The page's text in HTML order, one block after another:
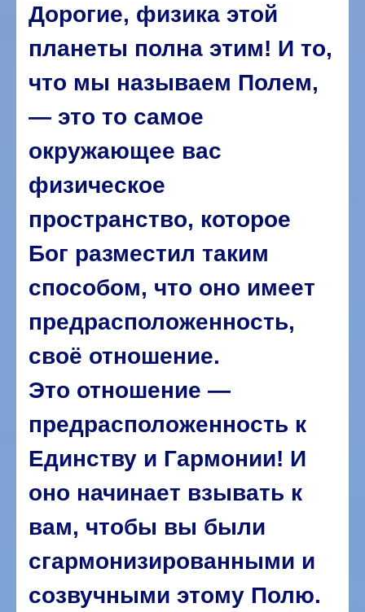
Дорогие, физика этой
планеты полна этим! И то,
что мы называем Полем,
— это то самое
окружающее вас
физическое
пространство, которое
Бог разместил таким
способом, что оно имеет
предрасположенность,
своё отношение.
Это отношение —
предрасположенность к
Единству и Гармонии! И
оно начинает взывать к
вам, чтобы вы были
сгармонизированными и
созвучными этому Полю.